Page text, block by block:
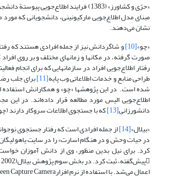
«حرّی و کشاورز» (1383) فرایند
مبنای مدل اطلاع‌جویی مارکیونینی، دانشجویانی که
نشان می‌دهند.
«چو»[10] و شاگردانش نیز از جمله افرادی هستند که
صورت گرفته، در مکانها و زمانهای مختلف و بر روی
رفتار اطلاع‌جویی افراد در سازمانهایی که برای
طراحی منابع و خدمات اطلاعاتی وب پایه[11] برای جلب
شده است. در این پژوهشها «چو» و همکارانش استفاده
دانشورزانی[13]
که با جستجوی اطلاعات سروکار دارند (چو،‌ 1999،2000) و زنان شاغل در مشاغل مرتبط با فناوری اطلاعات (چو،‌2000) مورد مطالعه
«بیلال»[14]
در حیات وحش و در هنگام اسارت» را در سایت یاهو
کرد. برای نیل بدین منظور، وی از دانش آموزان
اعمال می‌شد. با استفاده از نرم افزارScreen Capture Camera معیارهای کمّی و با انجام مصاحبه‌ای پایانی معیارهای کیفی پژوهش به دست آمد.